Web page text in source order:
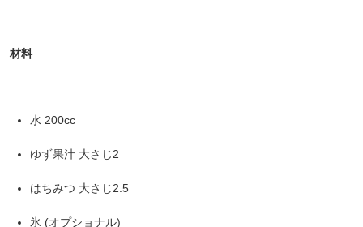
材料
水 200cc
ゆず果汁 大さじ2
はちみつ 大さじ2.5
氷 (オプショナル)